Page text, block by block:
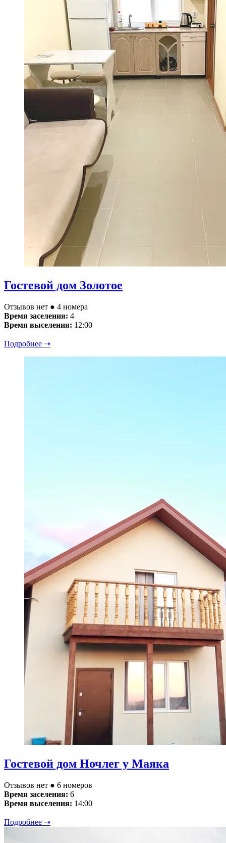
Гостевой дом Золотое
Отзывов нет ● 4 номера
Время заселения: 4
Время выселения: 12:00
Подробнее ➝
Гостевой дом Ночлег у Маяка
Отзывов нет ● 6 номеров
Время заселения: 6
Время выселения: 14:00
Подробнее ➝